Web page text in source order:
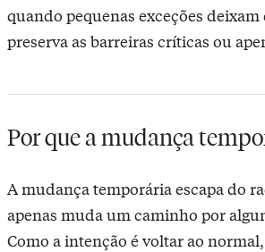
quando pequenas exceções
preserva as barreiras críticas ou
Por que a mudança
A mudança temporária escapa do
apenas muda um caminho por
Como a intenção é voltar ao